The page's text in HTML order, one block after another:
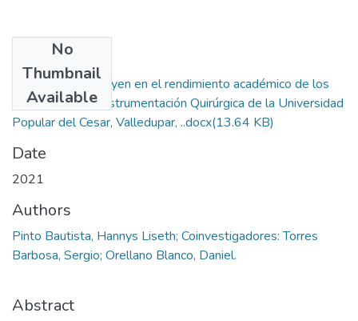
No
Thumbnail
Available
Factores que influyen en el rendimiento académico de los
Estudiantes de Instrumentación Quirúrgica de la Universidad
Popular del Cesar, Valledupar, ..docx(13.64 KB)
Date
2021
Authors
Pinto Bautista, Hannys Liseth; Coinvestigadores: Torres
Barbosa, Sergio; Orellano Blanco, Daniel.
Abstract